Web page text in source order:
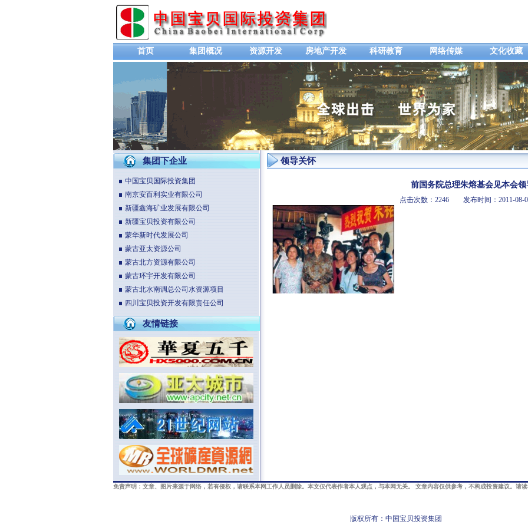
首页 集团概况 资源开发 房地产开发 科研教育 网络传媒 文化收藏
集团下企业
中国宝贝国际投资集团
南京安百利实业有限公司
新疆鑫海矿业发展有限公司
新疆宝贝投资有限公司
蒙华新时代发展公司
蒙古亚太资源公司
蒙古北方资源有限公司
蒙古环宇开发有限公司
蒙古北水南调总公司水资源项目
四川宝贝投资开发有限责任公司
友情链接
领导关怀
前国务院总理朱熔基会见本会领
点击次数：2246 发布时间：2011-
免责声明：文章、图片来源于网络，若有侵权，请联系本网工作人员删除。本文仅代表作者本人观点，与本网无关。 文章内容仅供参考，不构成投资建议。请读
版权所有：中国宝贝投资集团